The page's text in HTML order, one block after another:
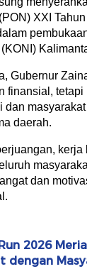
XXI
Gubernur
finansial,
dan
daerah.
dan
2026
dengan